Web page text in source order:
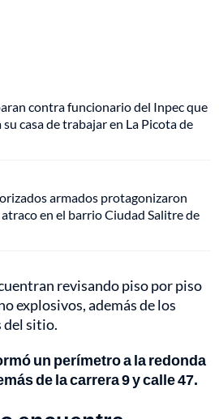
contra funcionario del Inpec que
su casa de trabajar en La Picota de
armados protagonizaron
en el barrio Ciudad Salitre de
revisando piso por piso
explosivos, además de los
del sitio.
un perímetro a la redonda
de la carrera 9 y calle 47.